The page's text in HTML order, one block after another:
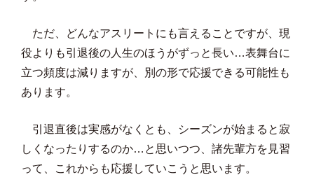
ただ、どんなアスリートにも言えることですが、現
役よりも引退後の人生のほうがずっと長い…表舞台に
立つ頻度は減りますが、別の形で応援できる可能性も
あります。
引退直後は実感がなくとも、シーズンが始まると寂
しくなったりするのか…と思いつつ、諸先輩方を見習
って、これからも応援していこうと思います。